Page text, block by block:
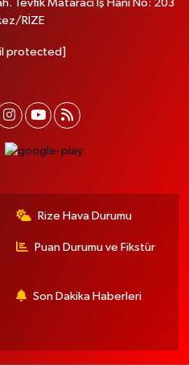
Tevfik Mataracı İş Hanı No: 203
RİZE
protected]
Rize Hava Durumu
Puan Durumu ve Fikstür
Son Dakika Haberleri